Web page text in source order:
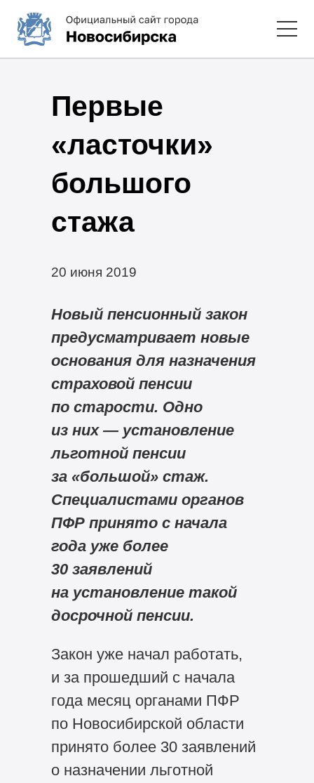
Первые
«ласточки»
большого
стажа
20 июня 2019
Новый пенсионный закон
предусматривает новые
основания для назначения
страховой пенсии
по старости. Одно
из них — установление
льготной пенсии
за «большой» стаж.
Специалистами органов
ПФР принято с начала
года уже более
30 заявлений
на установление такой
досрочной пенсии.
Закон уже начал работать,
и за прошедший с начала
года месяц органами ПФР
по Новосибирской области
принято более 30 заявлений
о назначении льготной